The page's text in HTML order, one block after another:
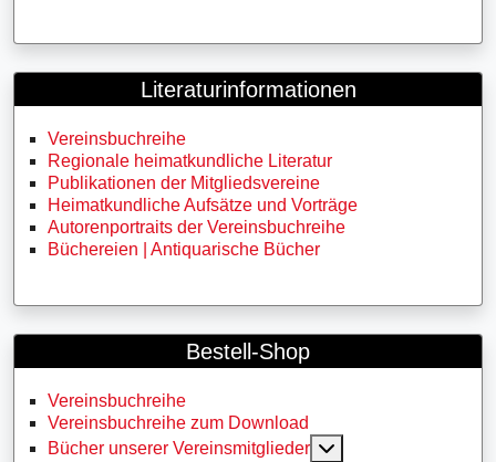
Literaturinformationen
Vereinsbuchreihe
Regionale heimatkundliche Literatur
Publikationen der Mitgliedsvereine
Heimatkundliche Aufsätze und Vorträge
Autorenportraits der Vereinsbuchreihe
Büchereien | Antiquarische Bücher
Bestell-Shop
Vereinsbuchreihe
Vereinsbuchreihe zum Download
Bücher unserer Vereinsmitglieder